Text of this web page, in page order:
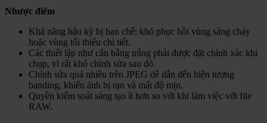
Nhược điểm
Khả năng hậu kỳ bị hạn chế: khó phục hồi vùng sáng cháy
hoặc vùng tối thiếu chi tiết.
Các thiết lập như cân bằng trắng phải được đặt chính xác khi
chụp, vì rất khó chỉnh sửa sau đó.
Chỉnh sửa quá nhiều trên JPEG dễ dẫn đến hiện tượng
banding, khiến ảnh bị rạn và mất độ mịn.
Quyền kiểm soát sáng tạo ít hơn so với khi làm việc với file
RAW.